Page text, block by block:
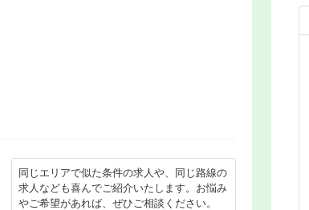
同じエリアで似た条件の求人や、同じ路線の
求人なども喜んでご紹介いたします。お悩み
やご希望があれば、ぜひご相談ください。